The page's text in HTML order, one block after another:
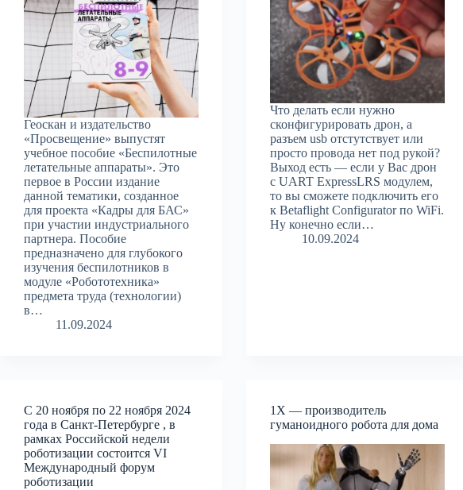
Геоскан и издательство
«Просвещение» выпустят
учебное пособие «Беспилотные
летательные аппараты». Это
первое в России издание
данной тематики, созданное
для проекта «Кадры для БАС»
при участии индустриального
партнера. Пособие
предназначено для глубокого
изучения беспилотников в
модуле «Робототехника»
предмета труда (технологии)
в…
11.09.2024
Что делать если нужно
сконфигурировать дрон, а
разъем usb отстутствует или
просто провода нет под рукой?
Выход есть — если у Вас дрон
с UART ExpressLRS модулем,
то вы сможете подключить его
к Betaflight Configurator по WiFi.
Ну конечно если…
10.09.2024
С 20 ноября по 22 ноября 2024
года в Санкт-Петербурге , в
рамках Российской недели
роботизации состоится VI
Международный форум
роботизации
1X — производитель
гуманоидного робота для дома